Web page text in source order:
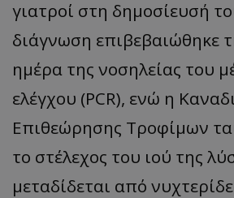
γιατροί στη δημοσίευσή
διάγνωση επιβεβαιώθηκε
ημέρα της νοσηλείας του
ελέγχου (PCR), ενώ η
Επιθεώρησης Τροφίμων
το στέλεχος του ιού της
μεταδίδεται από